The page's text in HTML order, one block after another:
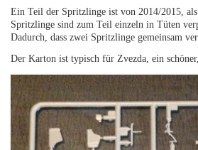
Ein Teil der Spritzlinge ist von 2014/2015,
Spritzlinge sind zum Teil einzeln in Tüten
Dadurch, dass zwei Spritzlinge gemeinsam
Der Karton ist typisch für Zvezda, ein